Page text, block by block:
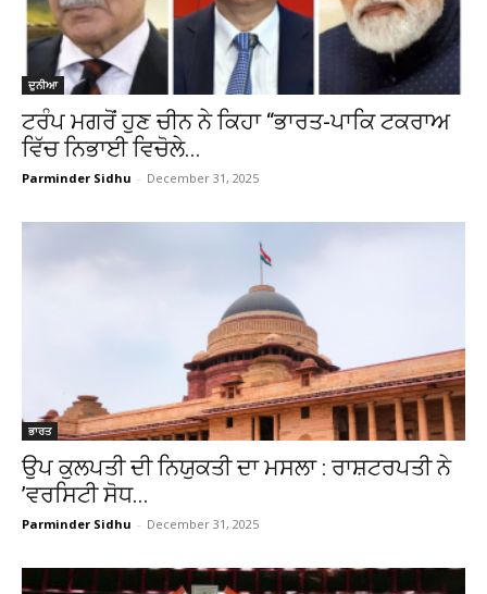
ਦੁਨੀਆ
ਟਰੰਪ ਮਗਰੋਂ ਹੁਣ ਚੀਨ ਨੇ ਕਿਹਾ “ਭਾਰਤ-ਪਾਕਿ ਟਕਰਾਅ
ਵਿੱਚ ਨਿਭਾਈ ਵਿਚੋਲੇ...
Parminder Sidhu - December 31, 2025
ਭਾਰਤ
ਉਪ ਕੁਲਪਤੀ ਦੀ ਨਿਯੁਕਤੀ ਦਾ ਮਸਲਾ : ਰਾਸ਼ਟਰਪਤੀ ਨੇ
’ਵਰਸਿਟੀ ਸੋਧ...
Parminder Sidhu - December 31, 2025